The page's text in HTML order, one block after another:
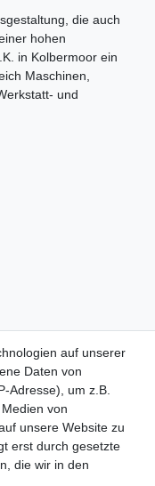
die auch
hohen
in Kolbermoor ein
Maschinen,
und
auf unserer
Daten von
Adresse), um z.B.
von
unsere Website zu
erst durch gesetzte
die wir in den